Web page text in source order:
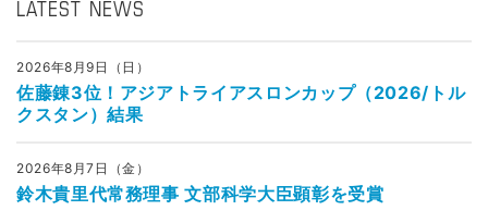
LATEST NEWS
2026年8月9日（日）
佐藤錬3位！アジアトライアスロンカップ（2026/トル
クスタン）結果
2026年8月7日（金）
鈴木貴里代常務理事 文部科学大臣顕彰を受賞